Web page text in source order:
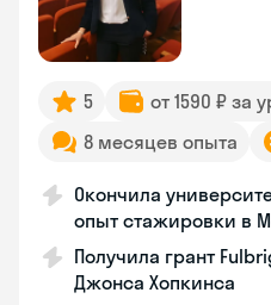
5
от 1590 ₽ за
8 месяцев опыта
Окончила
опыт стажировки в
Получила грант
Джонса Хопкинса